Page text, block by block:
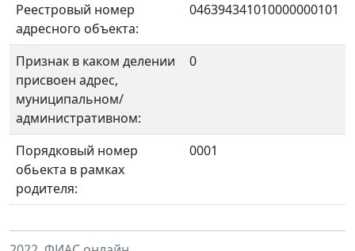
Реестровый номер
адресного объекта:
046394341010000000101
Признак в каком делении
присвоен адрес,
муниципальном/
административном:
0
Порядковый номер
обьекта в рамках
родителя:
0001